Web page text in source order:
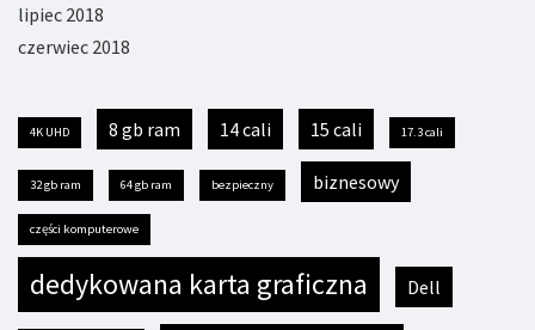
lipiec 2018
czerwiec 2018
4K UHD 8 gb ram 14 cali 15 cali 17.3 cali
32 gb ram 64 gb ram bezpieczny biznesowy
części komputerowe
dedykowana karta graficzna Dell